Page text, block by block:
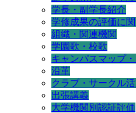
学長・副学長紹介
学修成果の評価に
組織・関連機関
学園歌・校歌
キャンパスマップ
沿革
クラブ・サークル
出張講義
大学機関別認証評価